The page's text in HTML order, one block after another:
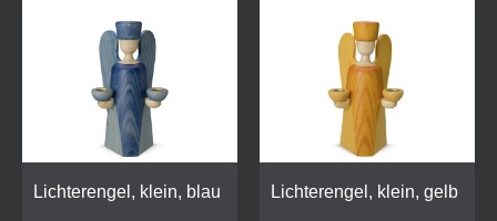
Lichterengel, klein, blau Lichterengel, klein, gelb